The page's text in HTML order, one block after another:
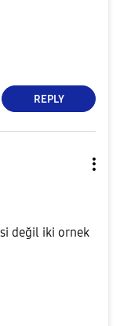
REPLY
değil iki ornek